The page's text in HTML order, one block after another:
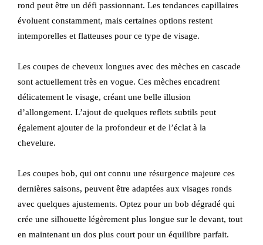
rond peut être un défi passionnant. Les tendances capillaires
évoluent constamment, mais certaines options restent
intemporelles et flatteuses pour ce type de visage.
Les coupes de cheveux longues avec des mèches en cascade
sont actuellement très en vogue. Ces mèches encadrent
délicatement le visage, créant une belle illusion
d’allongement. L’ajout de quelques reflets subtils peut
également ajouter de la profondeur et de l’éclat à la
chevelure.
Les coupes bob, qui ont connu une résurgence majeure ces
dernières saisons, peuvent être adaptées aux visages ronds
avec quelques ajustements. Optez pour un bob dégradé qui
crée une silhouette légèrement plus longue sur le devant, tout
en maintenant un dos plus court pour un équilibre parfait.